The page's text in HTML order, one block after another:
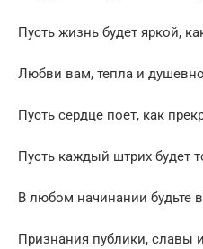
Пусть жизнь будет яркой,
Любви вам, тепла и
Пусть сердце поет, как
Пусть каждый штрих будет
В любом начинании будьте
Признания публики, славы